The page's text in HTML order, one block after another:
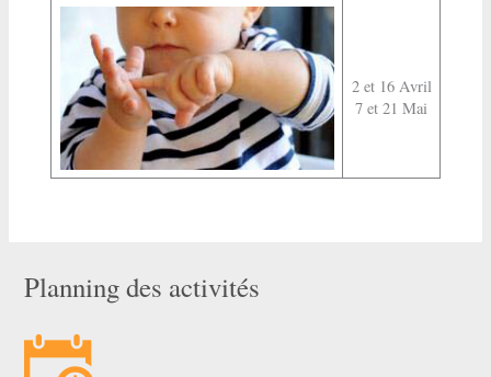
2 et 16 Avril
7 et 21 Mai
Planning des activités